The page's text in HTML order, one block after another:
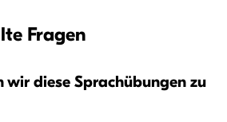
Fragen
wir diese Sprachübungen zu